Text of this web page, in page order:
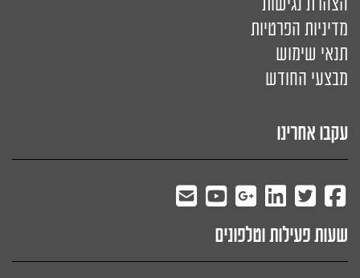
מדיניות הפרטיות
תנאי שימוש
מבצעי החודש
עקבו אחרינו
שעות פעילות וטלפונים